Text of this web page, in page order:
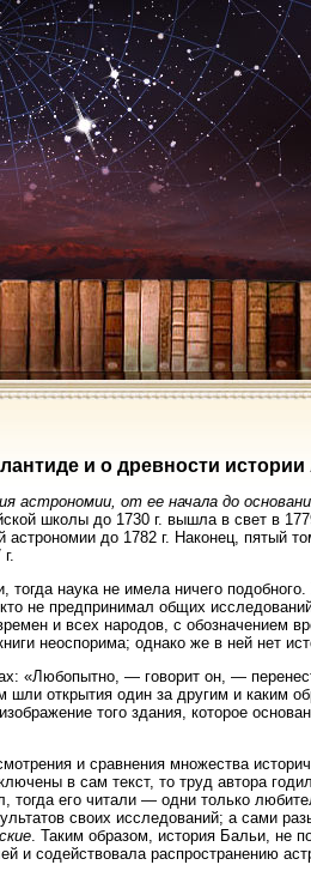
и о древности истории
астрономии, от ее начала до
школы до 1730 г. вышла в свет в
до 1782 г. Наконец, пятый
наука не имела ничего
не предпринимал общих
и всех народов, с обозначением
неоспорима; однако же в ней нет
«Любопытно, — говорит он, —
открытия один за другим и каким
того здания, которое
и сравнения множества
в сам текст, то труд автора
тогда его читали — одни только
своих исследований; а сами
. Таким образом, история Бальи, не
и содействовала распространению